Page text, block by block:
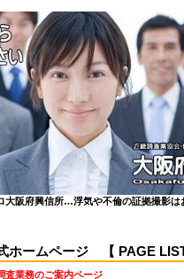
大阪府興信所…浮気や不倫の証拠撮影は
ホームページ 【 PAGE LIST
査業務のご案内ページ